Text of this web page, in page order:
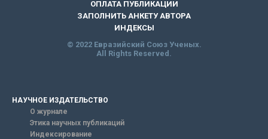
ОПЛАТА ПУБЛИКАЦИИ
ЗАПОЛНИТЬ АНКЕТУ АВТОРА
ИНДЕКСЫ
© 2022 Евразийский Союз Ученых.
All Rights Reserved.
НАУЧНОЕ ИЗДАТЕЛЬСТВО
О журнале
Этика научных публикаций
Индексирование